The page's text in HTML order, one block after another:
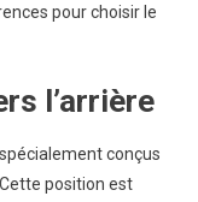
pour choisir le
l’arrière
conçus
position est